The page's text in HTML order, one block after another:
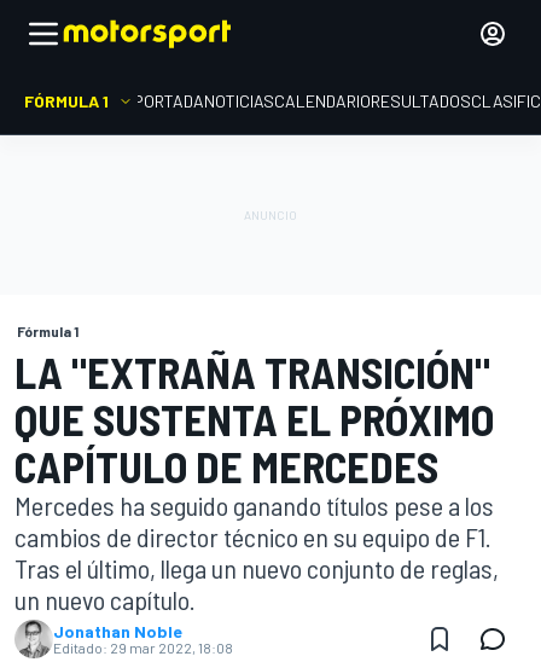
FÓRMULA 1 PORTADANOTICIASCALENDARIORESULTADOS
Fórmula 1
LA "EXTRAÑA TRANSICIÓN"
QUE SUSTENTA EL PRÓXIMO
CAPÍTULO DE MERCEDES
Mercedes ha seguido ganando títulos pese a los
cambios de director técnico en su equipo de F1.
Tras el último, llega un nuevo conjunto de reglas,
un nuevo capítulo.
Jonathan Noble
Editado: 29 mar 2022, 18:08